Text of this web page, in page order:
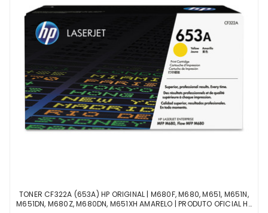
TONER CF322A (653A) HP ORIGINAL | M680F, M680, M651, M651N,
M651DN, M680Z, M680DN, M651XH AMARELO | PRODUTO OFICIAL HP